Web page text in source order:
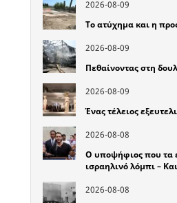
2026-08-09
Το ατύχημα και η
2026-08-09
Πεθαίνοντας στη
2026-08-09
Ένας τέλειος
2026-08-08
Ο υποψήφιος που τα
ισραηλινό λόμπι –
2026-08-08